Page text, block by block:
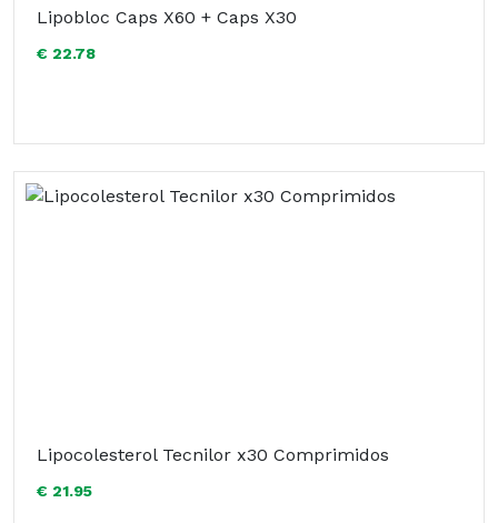
Lipobloc Caps X60 + Caps X30
€ 22.78
Lipocolesterol Tecnilor x30 Comprimidos
€ 21.95